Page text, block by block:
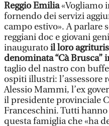
Reggio Emilia«Vogliamo
fornendo dei servizi
campo estivo». A parlare
reggiani doc e giovani
inauguratoil loro
denominata “Cà
taglio del nastro con
ospiti illustri: l’assessore
Alessio Mammi, l’ex
il presidente provinciale
Franceschini. Tutti
questa famiglia che «ha